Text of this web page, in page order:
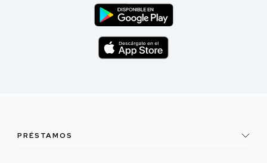
PRÉSTAMOS